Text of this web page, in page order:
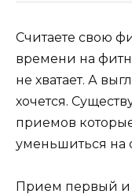
Считаете свою
времени на
не хватает. А
хочется.
приемов
уменьшиться на
Прием первый и